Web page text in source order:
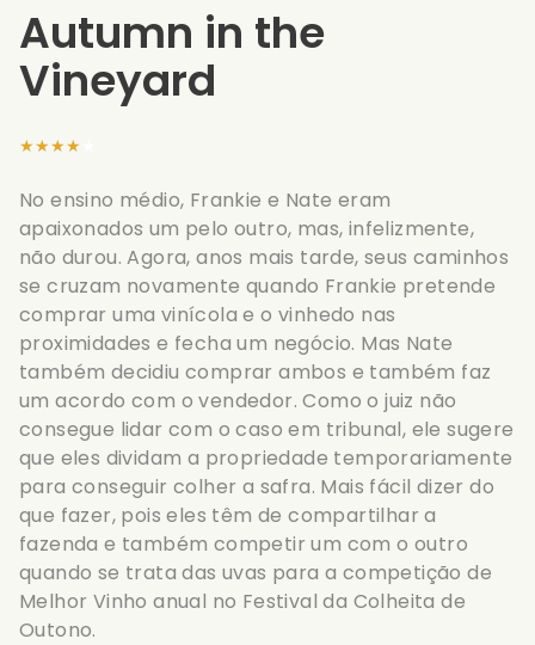
Autumn in the
Vineyard
★★★★★
No ensino médio, Frankie e Nate eram
apaixonados um pelo outro, mas, infelizmente,
não durou. Agora, anos mais tarde, seus caminhos
se cruzam novamente quando Frankie pretende
comprar uma vinícola e o vinhedo nas
proximidades e fecha um negócio. Mas Nate
também decidiu comprar ambos e também faz
um acordo com o vendedor. Como o juiz não
consegue lidar com o caso em tribunal, ele sugere
que eles dividam a propriedade temporariamente
para conseguir colher a safra. Mais fácil dizer do
que fazer, pois eles têm de compartilhar a
fazenda e também competir um com o outro
quando se trata das uvas para a competição de
Melhor Vinho anual no Festival da Colheita de
Outono.